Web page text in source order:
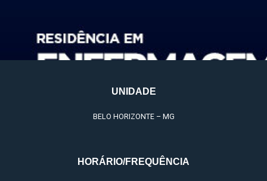
UNIDADE
BELO HORIZONTE – MG
HORÁRIO/FREQUÊNCIA